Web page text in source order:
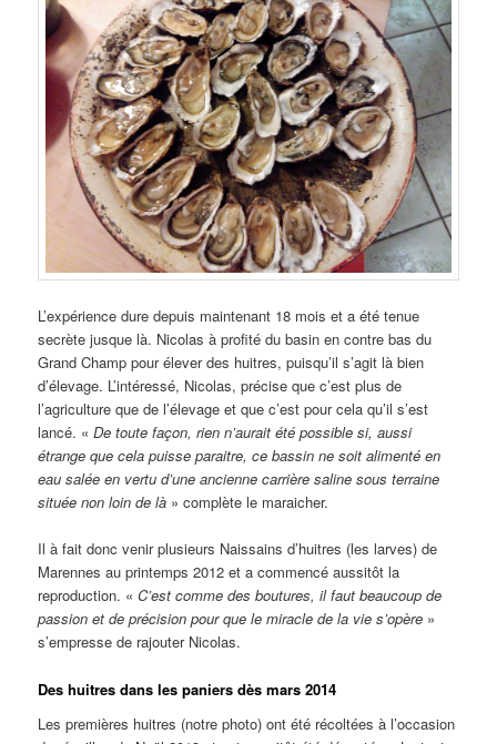
L’expérience dure depuis maintenant 18 mois et a été tenue
secrète jusque là. Nicolas à profité du basin en contre bas du
Grand Champ pour élever des huitres, puisqu’il s’agit là bien
d’élevage. L’intéressé, Nicolas, précise que c’est plus de
l’agriculture que de l’élevage et que c’est pour cela qu’il s’est
lancé. «De toute façon, rien n’aurait été possible si, aussi
étrange que cela puisse paraitre, ce bassin ne soit alimenté en
eau salée en vertu d’une ancienne carrière saline sous terraine
située non loin de là » complète le maraicher.
Il à fait donc venir plusieurs Naissains d’huitres (les larves) de
Marennes au printemps 2012 et a commencé aussitôt la
reproduction. «C’est comme des boutures, il faut beaucoup de
passion et de précision pour que le miracle de la vie s’opère »
s’empresse de rajouter Nicolas.
Des huitres dans les paniers dès mars 2014
Les premières huitres (notre photo) ont été récoltées à l’occasion